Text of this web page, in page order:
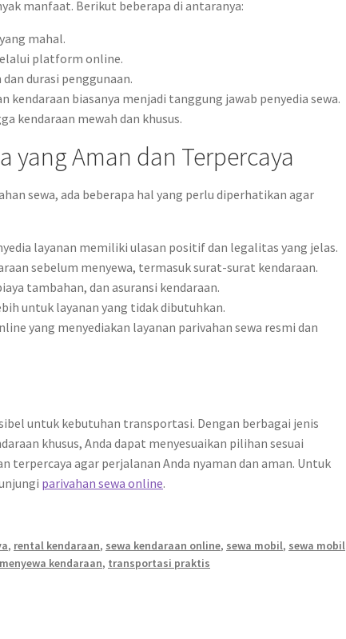
manfaat. Berikut beberapa di antaranya:
mahal.
platform online.
durasi penggunaan.
kendaraan biasanya menjadi tanggung jawab penyedia sewa.
kendaraan mewah dan khusus.
yang Aman dan Terpercaya
sewa, ada beberapa hal yang perlu diperhatikan agar
layanan memiliki ulasan positif dan legalitas yang jelas.
sebelum menyewa, termasuk surat-surat kendaraan.
tambahan, dan asuransi kendaraan.
untuk layanan yang tidak dibutuhkan.
yang menyediakan layanan parivahan sewa resmi dan
untuk kebutuhan transportasi. Dengan berbagai jenis
khusus, Anda dapat menyesuaikan pilihan sesuai
terpercaya agar perjalanan Anda nyaman dan aman. Untuk
parivahan sewa online.
, rental kendaraan, sewa kendaraan online, sewa mobil, sewa mobil
kendaraan, transportasi praktis